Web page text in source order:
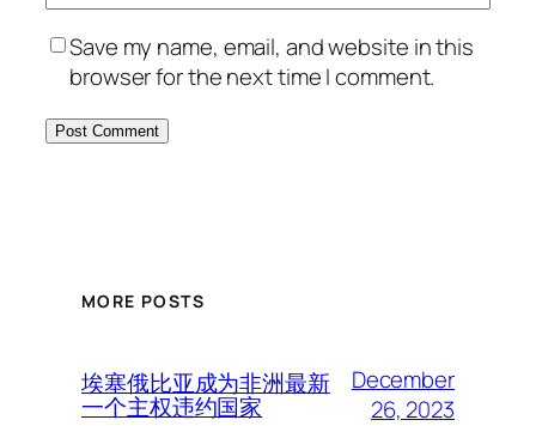
Save my name, email, and website in this
browser for the next time I comment.
MORE POSTS
埃塞俄比亚成为非洲最新
一个主权违约国家
December
26, 2023